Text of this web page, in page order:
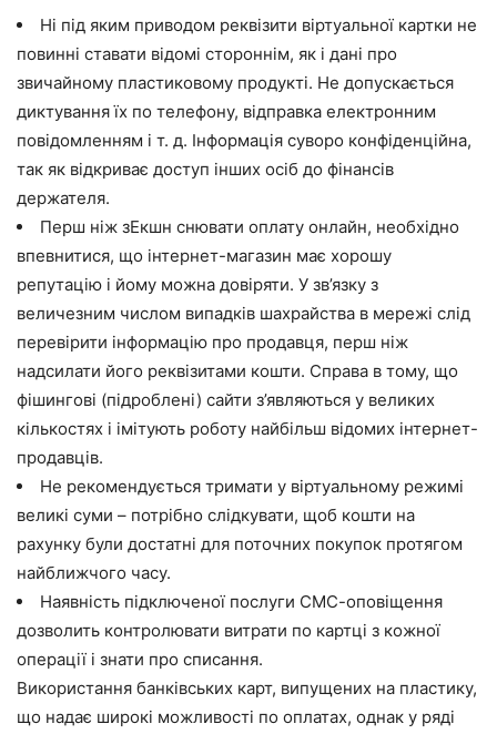
Ні під яким приводом реквізити віртуальної картки не
повинні ставати відомі стороннім, як і дані про
звичайному пластиковому продукті. Не допускається
диктування їх по телефону, відправка електронним
повідомленням і т. д. Інформація суворо конфіденційна,
так як відкриває доступ інших осіб до фінансів
держателя.
Перш ніж зЕкшн снювати оплату онлайн, необхідно
впевнитися, що інтернет-магазин має хорошу
репутацію і йому можна довіряти. У зв’язку з
величезним числом випадків шахрайства в мережі слід
перевірити інформацію про продавця, перш ніж
надсилати його реквізитами кошти. Справа в тому, що
фішингові (підроблені) сайти з’являються у великих
кількостях і імітують роботу найбільш відомих інтернет-
продавців.
Не рекомендується тримати у віртуальному режимі
великі суми – потрібно слідкувати, щоб кошти на
рахунку були достатні для поточних покупок протягом
найближчого часу.
Наявність підключеної послуги СМС-оповіщення
дозволить контролювати витрати по картці з кожної
операції і знати про списання.
Використання банківських карт, випущених на пластику,
що надає широкі можливості по оплатах, однак у ряді